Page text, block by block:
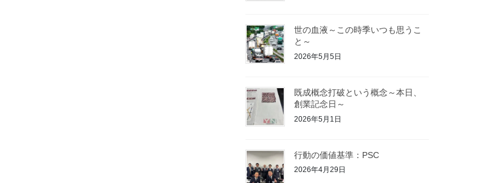
世の血液～この時季いつも思うこ
と～
2026年5月5日
既成概念打破という概念～本日、
創業記念日～
2026年5月1日
行動の価値基準：PSC
2026年4月29日